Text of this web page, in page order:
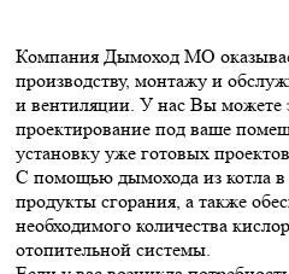
Компания Дымоход МО
производству, монтажу и
и вентиляции. У нас Вы можете
проектирование под ваше
установку уже готовых
С помощью дымохода из котла в
продукты сгорания, а также
необходимого количества
отопительной системы.